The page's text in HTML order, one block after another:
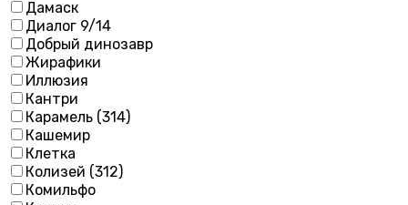
Дамаск
Диалог 9/14
Добрый динозавр
Жирафики
Иллюзия
Кантри
Карамель (314)
Кашемир
Клетка
Колизей (312)
Комильфо